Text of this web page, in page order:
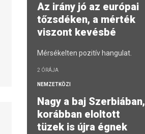
Az irány jó az európai
tőzsdéken, a mérték
viszont kevésbé
Mérsékelten pozitív hangulat.
2 ÓRÁJA
NEMZETKÖZI
Nagy a baj Szerbiában,
korábban eloltott
tüzek is újra égnek